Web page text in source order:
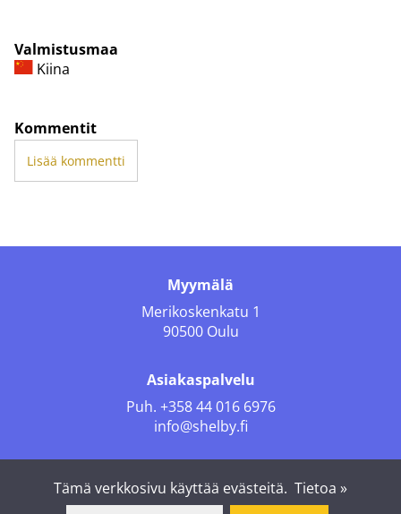
Valmistusmaa
Kiina
Kommentit
Lisää kommentti
Myymälä
Merikoskenkatu 1
90500 Oulu
Asiakaspalvelu
Puh. +358 44 016 6976
info@shelby.fi
Tämä verkkosivu käyttää evästeitä. Tietoa »